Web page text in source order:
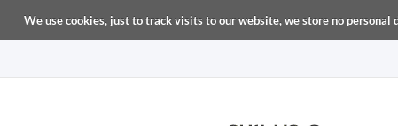
We use cookies, just to track visits to our website, we store no personal